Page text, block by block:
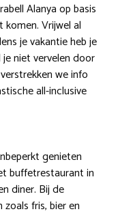
Alanya op basis
komen. Vrijwel al
je vakantie heb je
niet vervelen door
we info
all-inclusive
genieten
buffetrestaurant in
diner. Bij de
fris, bier en